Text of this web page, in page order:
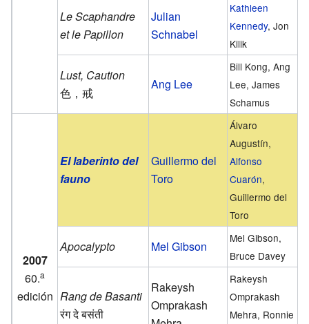
Le Scaphandre
et le Papillon
Julian
Schnabel
Kathleen
Kennedy, Jon
Kilik
Lust, Caution
色，戒
Ang Lee
Bill Kong, Ang
Lee, James
Schamus
2007
60.a
edición
El laberinto del
fauno
Guillermo del
Toro
Álvaro
Augustín,
Alfonso
Cuarón,
Guillermo del
Toro
Apocalypto Mel Gibson
Mel Gibson,
Bruce Davey
Rang de Basanti
रंग दे बसंती
Rakeysh
Omprakash
Rakeysh
Omprakash
Mehra, Ronnie